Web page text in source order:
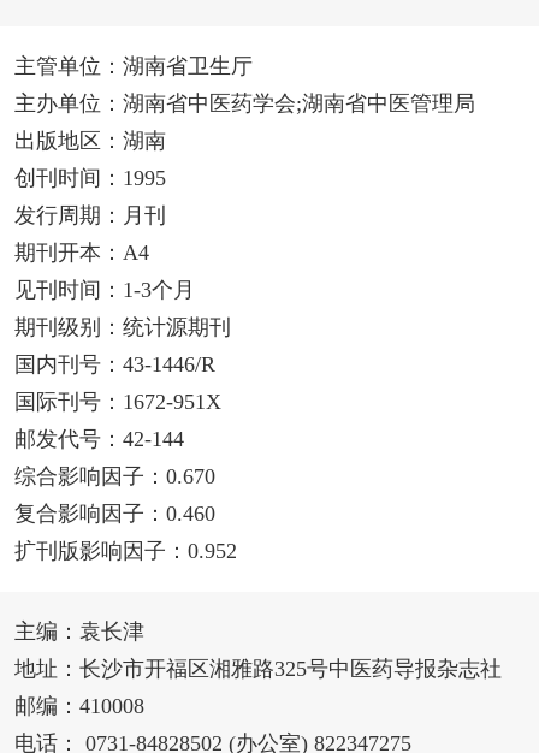
主管单位：湖南省卫生厅
主办单位：湖南省中医药学会;湖南省中医管理局
出版地区：湖南
创刊时间：1995
发行周期：月刊
期刊开本：A4
见刊时间：1-3个月
期刊级别：统计源期刊
国内刊号：43-1446/R
国际刊号：1672-951X
邮发代号：42-144
综合影响因子：0.670
复合影响因子：0.460
扩刊版影响因子：0.952
主编：袁长津
地址：长沙市开福区湘雅路325号中医药导报杂志社
邮编：410008
电话： 0731-84828502 (办公室) 822347275